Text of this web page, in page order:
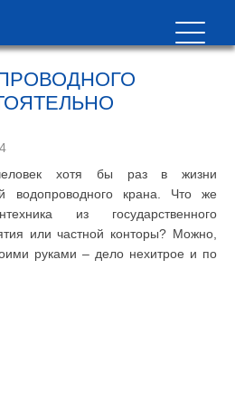
хотя бы раз в жизни
водопроводного крана. Что же
из государственного
или частной конторы? Можно,
руками – дело нехитрое и по